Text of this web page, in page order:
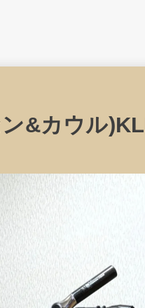
&カウル